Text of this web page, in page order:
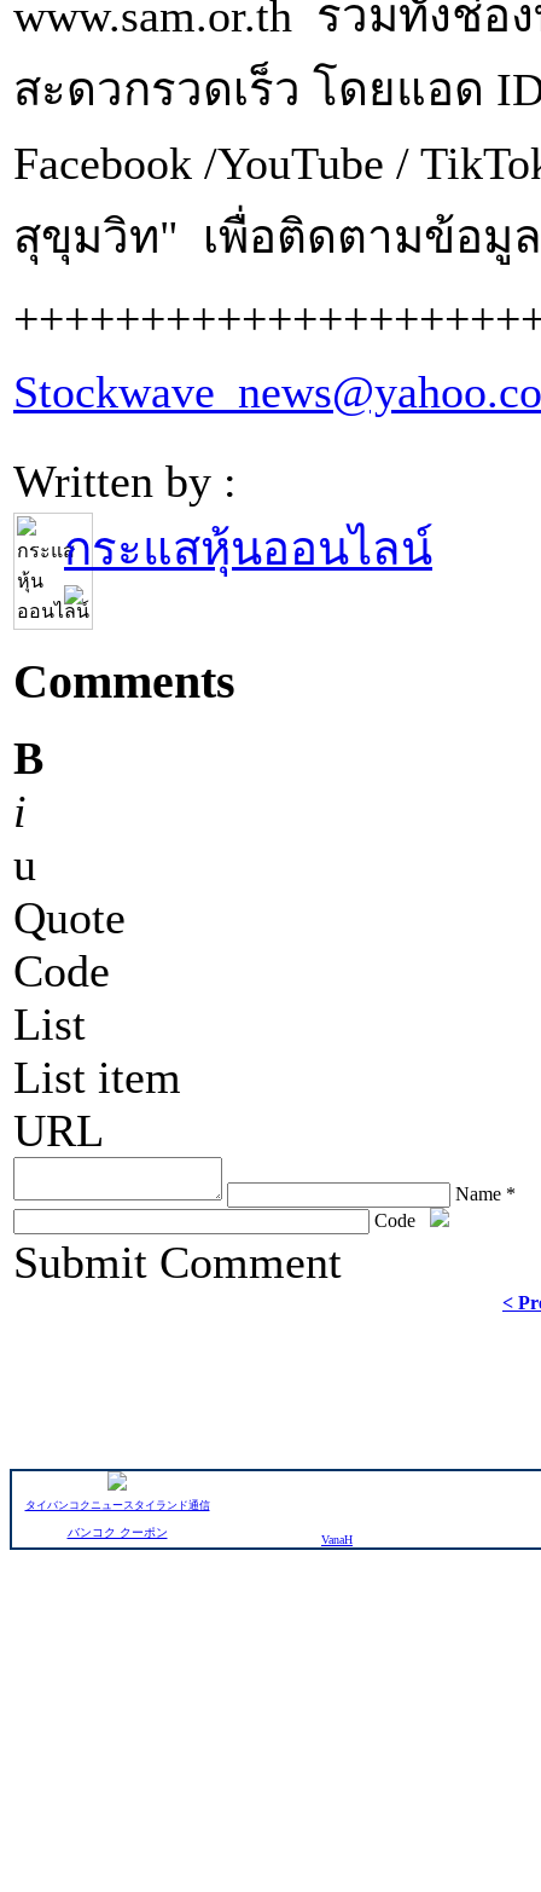
www.sam.or.th รวมทั้งช่
สะดวกรวดเร็ว โดยแอด
Facebook /YouTube /
สุขุมวิท" เพื่อติดตามข้อมู
Written by :
กระแสหุ้นออนไลน์
Comments
B
i
u
Quote
Code
List
List item
URL
Name *
Code
Submit Comment
<
タイバンコクニュースタイランド通信
バンコク クーポン
VanaH